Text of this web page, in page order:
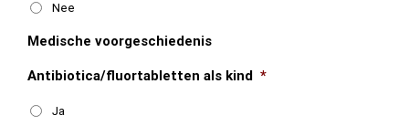
Nee
Medische voorgeschiedenis
Antibiotica/fluortabletten als kind *
Ja